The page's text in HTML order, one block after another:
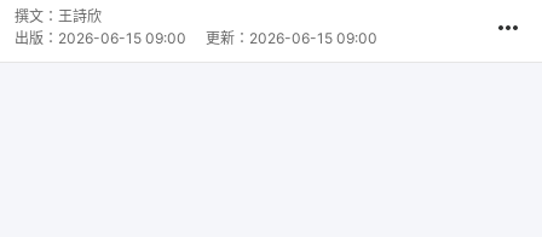
撰文： 王詩欣
出版： 2026-06-15 09:00 更新： 2026-06-15 09:00